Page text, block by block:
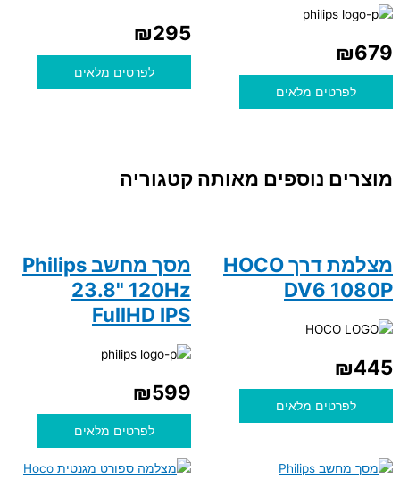
₪679
לפרטים מלאים
₪295
לפרטים מלאים
מוצרים נוספים מאותה קטגוריה
מצלמת דרך HOCO
DV6 1080P
₪445
לפרטים מלאים
מסך מחשב Philips
23.8" 120Hz
FullHD IPS
₪599
לפרטים מלאים